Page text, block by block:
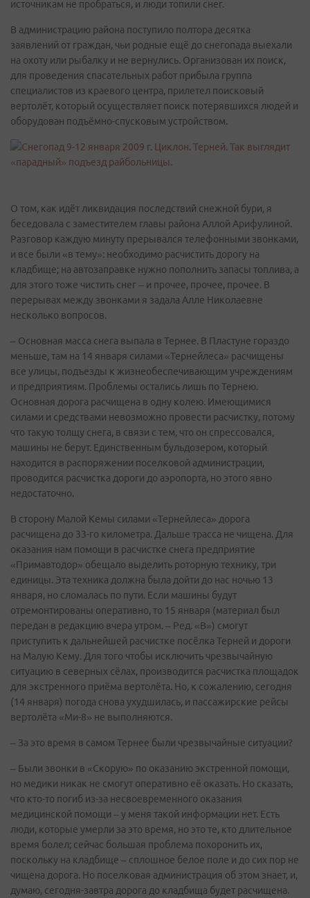
источникам не пробраться, и люди топили снег.
В администрацию района поступило полтора десятка
заявлений от граждан, чьи родные ещё до снегопада выехали
на охоту или рыбалку и не вернулись. Организован их поиск,
для проведения спасательных работ прибыла группа
специалистов из краевого центра, прилетел поисковый
вертолёт, который осуществляет поиск потерявшихся людей и
оборудован подъёмно-спусковым устройством.
О том, как идёт ликвидация последствий снежной бури, я
беседовала с заместителем главы района Аллой Арифулиной.
Разговор каждую минуту прерывался телефонными звонками,
и все были «в тему»: необходимо расчистить дорогу на
кладбище; на автозаправке нужно пополнить запасы топлива, а
для этого тоже чистить снег – и прочее, прочее, прочее. В
перерывах между звонками я задала Алле Николаевне
несколько вопросов.
– Основная масса снега выпала в Тернее. В Пластуне гораздо
меньше, там на 14 января силами «Тернейлеса» расчищены
все улицы, подъезды к жизнеобеспечивающим учреждениям
и предприятиям. Проблемы остались лишь по Тернею.
Основная дорога расчищена в одну колею. Имеющимися
силами и средствами невозможно провести расчистку, потому
что такую толщу снега, в связи с тем, что он спрессовался,
машины не берут. Единственным бульдозером, который
находится в распоряжении поселковой администрации,
проводится расчистка дороги до аэропорта, но этого явно
недостаточно.
В сторону Малой Кемы силами «Тернейлеса» дорога
расчищена до 33-го километра. Дальше трасса не чищена. Для
оказания нам помощи в расчистке снега предприятие
«Примавтодор» обещало выделить роторную технику, три
единицы. Эта техника должна была дойти до нас ночью 13
января, но сломалась по пути. Если машины будут
отремонтированы оперативно, то 15 января (материал был
передан в редакцию вчера утром. – Ред. «В») смогут
приступить к дальнейшей расчистке посёлка Терней и дороги
на Малую Кему. Для того чтобы исключить чрезвычайную
ситуацию в северных сёлах, производится расчистка площадок
для экстренного приёма вертолёта. Но, к сожалению, сегодня
(14 января) погода снова ухудшилась, и пассажирские рейсы
вертолёта «Ми-8» не выполняются.
– За это время в самом Тернее были чрезвычайные ситуации?
– Были звонки в «Скорую» по оказанию экстренной помощи,
но медики никак не смогут оперативно её оказать. Но сказать,
что кто-то погиб из-за несвоевременного оказания
медицинской помощи – у меня такой информации нет. Есть
люди, которые умерли за это время, но это те, кто длительное
время болел; сейчас большая проблема похоронить их,
поскольку на кладбище – сплошное белое поле и до сих пор не
чищена дорога. Но поселковая администрация об этом знает, и,
думаю, сегодня-завтра дорога до кладбища будет расчищена.